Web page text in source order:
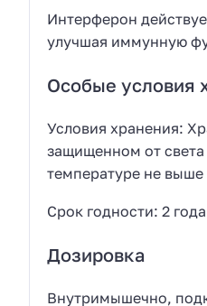
Интерферон
улучшая иммунную
Особые условия
Условия хранения:
защищенном от
температуре не выше
Срок годности: 2
Дозировка
Внутримышечно,